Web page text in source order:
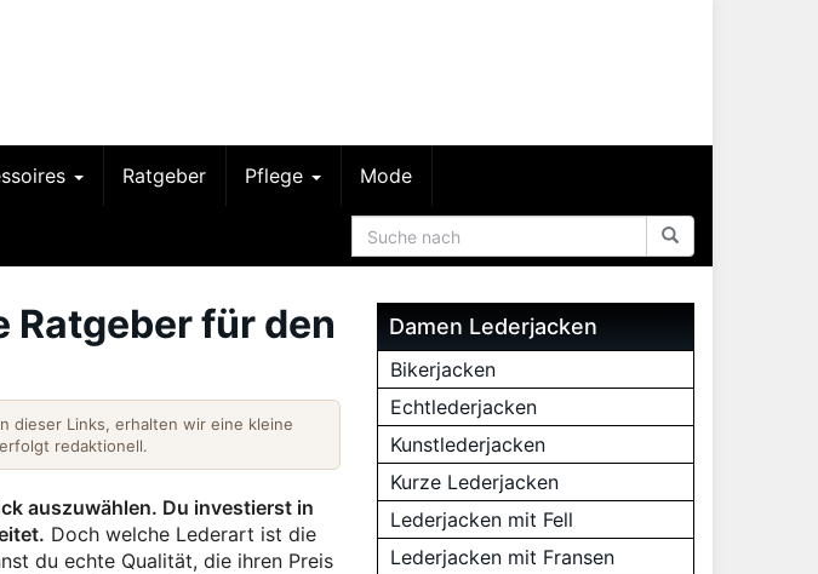
Ratgeber Pflege Mode
Ratgeber für den
dieser Links, erhalten wir eine kleine
redaktionell.
auszuwählen. Du investierst in
Doch welche Lederart ist die
du echte Qualität, die ihren Preis
Damen Lederjacken
Bikerjacken
Echtlederjacken
Kunstlederjacken
Kurze Lederjacken
Lederjacken mit Fell
Lederjacken mit Fransen